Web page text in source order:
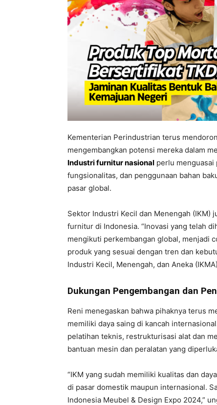
Kementerian Perindustrian terus
mengembangkan potensi mereka dalam
Industri furnitur nasional perlu
fungsionalitas, dan penggunaan bahan
pasar global.
Sektor Industri Kecil dan Menengah (IKM)
furnitur di Indonesia. “Inovasi yang telah
mengikuti perkembangan global, menjadi
produk yang sesuai dengan tren dan
Industri Kecil, Menengah, dan Aneka
Dukungan Pengembangan dan
Reni menegaskan bahwa pihaknya terus
memiliki daya saing di kancah
pelatihan teknis, restrukturisasi alat dan
bantuan mesin dan peralatan yang
“IKM yang sudah memiliki kualitas dan
di pasar domestik maupun internasional.
Indonesia Meubel & Design Expo 2024,”